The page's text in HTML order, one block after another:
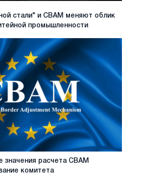
стали" и CBAM меняют облик
промышленности
значения расчета CBAM
комитета